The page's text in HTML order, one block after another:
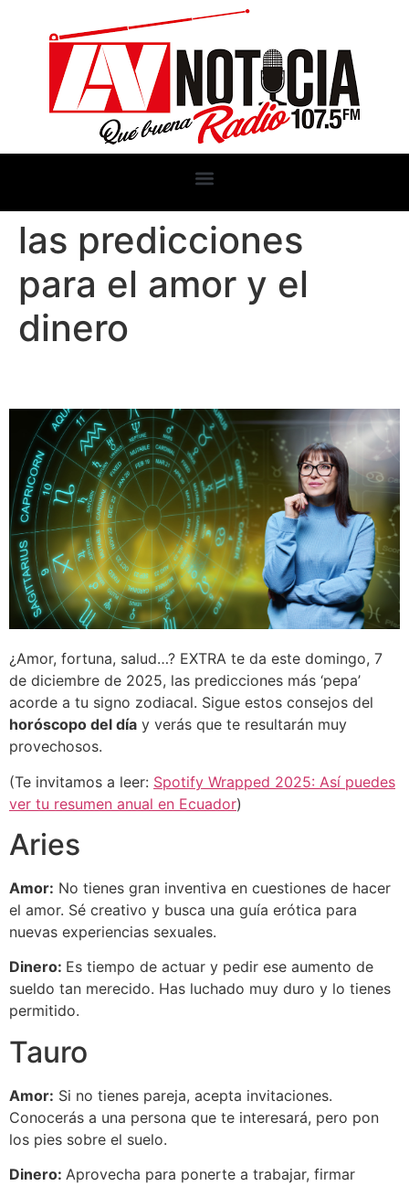
las predicciones
para el amor y el
dinero
¿Amor, fortuna, salud…? EXTRA te da este domingo, 7
de diciembre de 2025, las predicciones más ‘pepa’
acorde a tu signo zodiacal. Sigue estos consejos del
horóscopo del día y verás que te resultarán muy
provechosos.
(Te invitamos a leer: Spotify Wrapped 2025: Así puedes
ver tu resumen anual en Ecuador)
Aries
Amor: No tienes gran inventiva en cuestiones de hacer
el amor. Sé creativo y busca una guía erótica para
nuevas experiencias sexuales.
Dinero: Es tiempo de actuar y pedir ese aumento de
sueldo tan merecido. Has luchado muy duro y lo tienes
permitido.
Tauro
Amor: Si no tienes pareja, acepta invitaciones.
Conocerás a una persona que te interesará, pero pon
los pies sobre el suelo.
Dinero: Aprovecha para ponerte a trabajar, firmar